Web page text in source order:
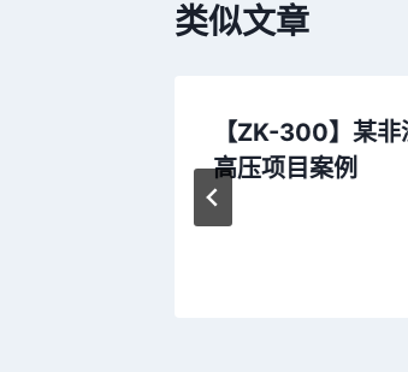
类似文章
【ZK-300】某非
高压项目案例